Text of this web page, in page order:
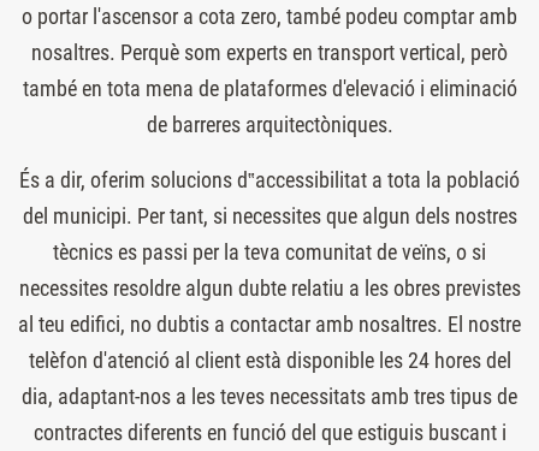
o portar l'ascensor a cota zero, també podeu comptar amb
nosaltres. Perquè som experts en transport vertical, però
també en tota mena de plataformes d'elevació i eliminació
de barreres arquitectòniques.
És a dir, oferim solucions d‟accessibilitat a tota la població
del municipi. Per tant, si necessites que algun dels nostres
tècnics es passi per la teva comunitat de veïns, o si
necessites resoldre algun dubte relatiu a les obres previstes
al teu edifici, no dubtis a contactar amb nosaltres. El nostre
telèfon d'atenció al client està disponible les 24 hores del
dia, adaptant-nos a les teves necessitats amb tres tipus de
contractes diferents en funció del que estiguis buscant i